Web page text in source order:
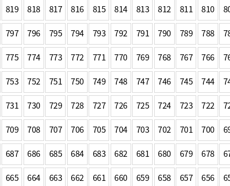
기부자 명예의 전당
기금사업
군산시 답례품
고향사랑기부제 소식
819 818 817 816 815 814 813 812 811 810
797 796 795 794 793 792 791 790 789 788
775 774 773 772 771 770 769 768 767 766
753 752 751 750 749 748 747 746 745 744
731 730 729 728 727 726 725 724 723 722
709 708 707 706 705 704 703 702 701 700
687 686 685 684 683 682 681 680 679 678
665 664 663 662 661 660 659 658 657 656